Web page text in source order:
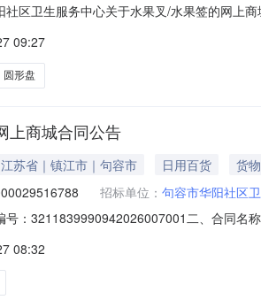
社区卫生服务中心关于水果叉/水果签的网上
:321183项目所在行政区划名称:江苏省镇江
09:27
圆形盘
上商城合同公告
江苏省｜镇江市｜句容市 日用百货
货物
招标单位： 句容市华阳社区
号：3211839990942026007001二、合同名
惠信息（江苏）有限公司地址：江苏省苏州
08:32